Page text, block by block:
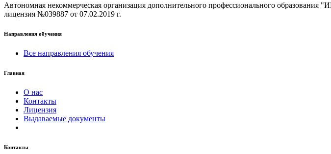
Автономная некоммерческая организация дополнительного профессионального
лицензия №039887 от 07.02.2019 г.
Направления обучения
Все направления обучения
Главная
О нас
Контакты
Лицензия
Выдаваемые документы
Контакты